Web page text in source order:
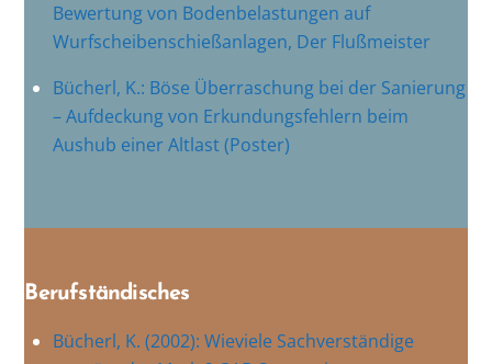
Bewertung von Bodenbelastungen auf
Wurfscheibenschießanlagen, Der Flußmeister
Bücherl, K.: Böse Überraschung bei der Sanierung
– Aufdeckung von Erkundungsfehlern beim
Aushub einer Altlast (Poster)
Berufständisches
Bücherl, K. (2002): Wieviele Sachverständige